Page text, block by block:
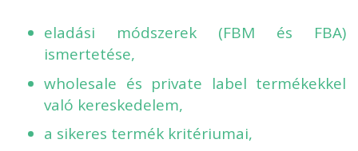
eladási módszerek (FBM és FBA)
ismertetése,
wholesale és private label termékekkel
való kereskedelem,
a sikeres termék kritériumai,